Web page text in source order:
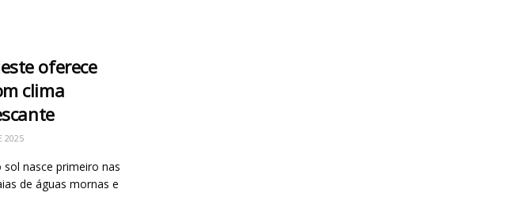
oferece
clima
2025
sol nasce primeiro nas
de águas mornas e